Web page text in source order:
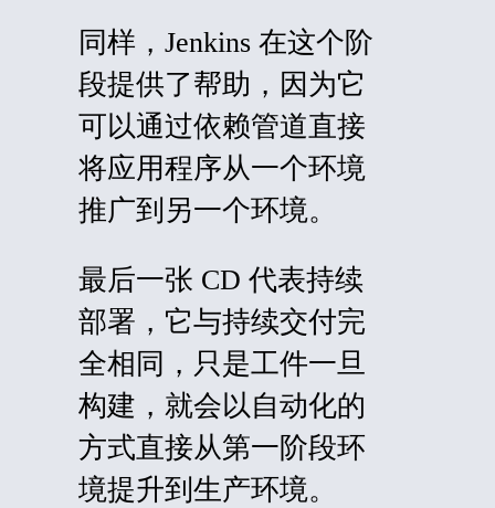
同样，Jenkins 在这个阶
段提供了帮助，因为它
可以通过依赖管道直接
将应用程序从一个环境
推广到另一个环境。
最后一张 CD 代表持续
部署，它与持续交付完
全相同，只是工件一旦
构建，就会以自动化的
方式直接从第一阶段环
境提升到生产环境。